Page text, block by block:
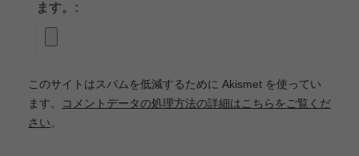
ます。:
このサイトはスパムを低減するために Akismet を使ってい
ます。
コメントデータの処理方法の詳細はこちらをご覧くだ
さい。